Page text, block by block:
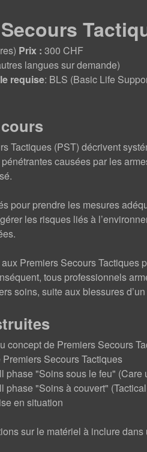
Prix : 300 CHF
langues sur demande)
requise: BLS (Basic Life
Tactiques (PST) décrivent
causées par les
pour prendre les mesures
les risques liés à
Premiers Secours
tous professionnels
soins, suite aux blessures
concept de Premiers Secours
Secours Tactiques
phase "Soins sous le feu" (Care
phase "Soins à couvert"
en situation
sur le matériel à inclure